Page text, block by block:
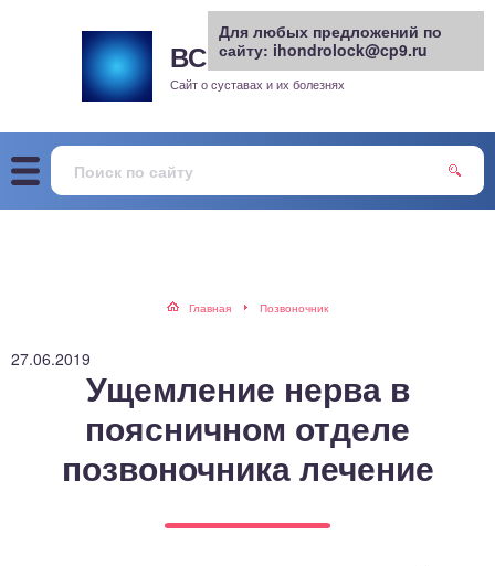
ВСЕ О СУСТАВАХ.РУ
Сайт о суставах и их болезнях
Главная Позвоночник
27.06.2019
Ущемление нерва в
поясничном отделе
позвоночника лечение
Для любых предложений по
сайту: ihondrolock@cp9.ru
сустав